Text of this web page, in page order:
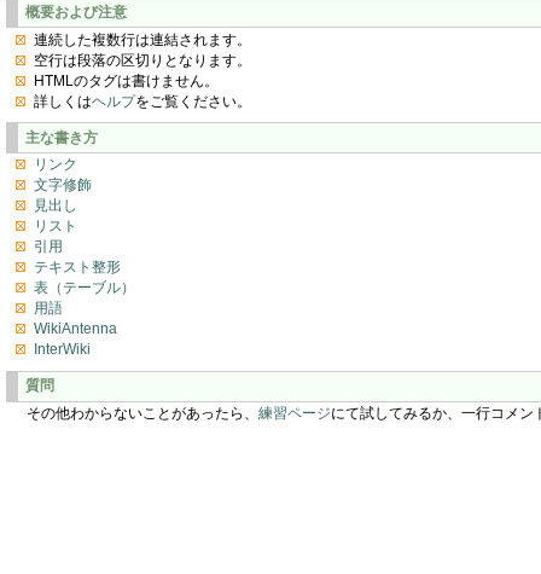
概要および注意
連続した複数行は連結されます。
空行は段落の区切りとなります。
HTMLのタグは書けません。
詳しくはヘルプをご覧ください。
主な書き方
リンク
文字修飾
見出し
リスト
引用
テキスト整形
表（テーブル）
用語
WikiAntenna
InterWiki
質問
その他わからないことがあったら、 練習ページにて試してみるか、一行コメン